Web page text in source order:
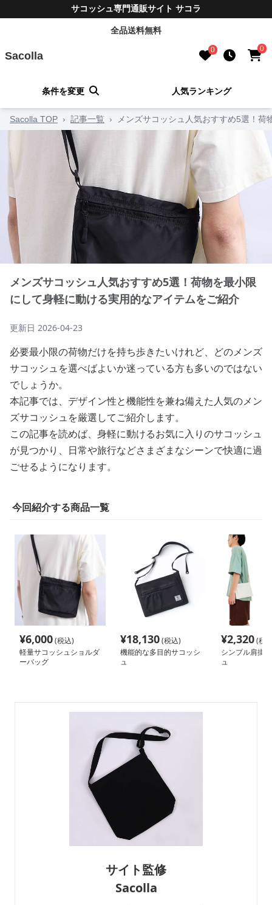
サコッシュ専門通販サイト サコラ
全品送料無料
Sacolla 0 0
条件を変更 人気ランキング
Sacolla TOP › 記事一覧 › メンズサコッシュ人気おすすめ5選！
メンズサコッシュ人気おすすめ5選！荷物を最小限
にして身軽に動ける実用的なアイテムをご紹介
更新日 2026-04-23
必要最小限の荷物だけを持ち歩きたいけれど、どのメンズ
サコッシュを選べばよいか迷っている方も多いのではない
でしょうか。
本記事では、デザイン性と機能性を兼ね備えた人気のメン
ズサコッシュを厳選してご紹介します。
この記事を読めば、身軽に動けるお気に入りのサコッシュ
が見つかり、日常や旅行などさまざまなシーンで快適に過
ごせるようになります。
今回紹介する商品一覧
¥6,000(税込)
軽量サコッシュショルダ
ーバッグ
¥18,130(税込)
機能的な多目的サコッシ
ュ
¥2,320(税
シンプル肩掛
ュ
サイト監修
Sacolla